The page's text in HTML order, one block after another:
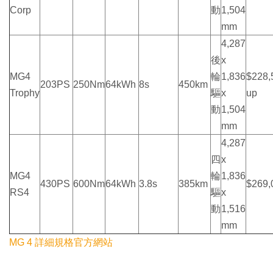
Corp
動1,504
mm
MG4
Trophy
203PS 250Nm64kWh 8s 450km
後
輪
驅
動
4,287
x
1,836
x
1,504
mm
up
MG4
RS4
430PS 600Nm64kWh 3.8s 385km
四
輪
驅
動
4,287
x
1,836
x
1,516
mm
MG 4 詳細規格官方網站